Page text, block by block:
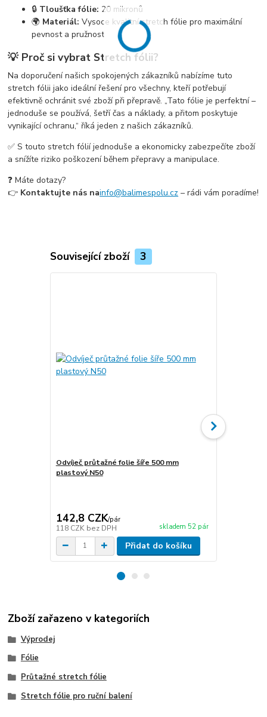
🔒 Tloušťka fólie: 20 mikronů
🌍 Materiál: Vysoce kvalitní stretch fólie pro maximální
pevnost a pružnost
💡 Proč si vybrat Stretch fólii?
Na doporučení našich spokojených zákazníků nabízíme tuto
stretch fólii jako ideální řešení pro všechny, kteří potřebují
efektivně ochránit své zboží při přepravě. „Tato fólie je perfektní –
jednoduše se používá, šetří čas a náklady, a přitom poskytuje
vynikající ochranu,“ říká jeden z našich zákazníků.
✅ S touto stretch fólií jednoduše a ekonomicky zabezpečíte zboží
a snížíte riziko poškození během přepravy a manipulace.
❓ Máte dotazy?
👉 Kontaktujte nás nainfo@balimespolu.cz – rádi vám poradíme!
Související zboží 3
Odvíječ průtažné folie šíře 500 mm
plastový N50
142,8 CZK/pár
118 CZK bez DPH skladem 52 pár
Přidat do košíku
Zboží zařazeno v kategoriích
Výprodej
Fólie
Průtažné stretch fólie
Stretch fólie pro ruční balení